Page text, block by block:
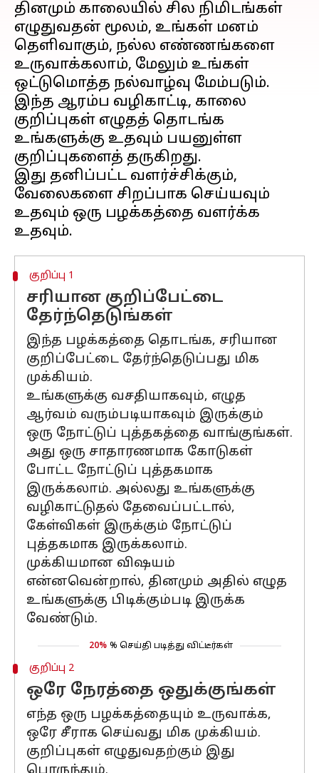
தினமும் காலையில் சில நிமிடங்கள்
எழுதுவதன் மூலம், உங்கள் மனம்
தெளிவாகும், நல்ல எண்ணங்களை
உருவாக்கலாம், மேலும் உங்கள்
ஒட்டுமொத்த நல்வாழ்வு மேம்படும்.
இந்த ஆரம்ப வழிகாட்டி, காலை
குறிப்புகள் எழுதத் தொடங்க
உங்களுக்கு உதவும் பயனுள்ள
குறிப்புகளைத் தருகிறது.
இது தனிப்பட்ட வளர்ச்சிக்கும்,
வேலைகளை சிறப்பாக செய்யவும்
உதவும் ஒரு பழக்கத்தை வளர்க்க
குறிப்பு 1
சரியான குறிப்பேட்டை
தேர்ந்தெடுங்கள்
இந்த பழக்கத்தை தொடங்க, சரியான
குறிப்பேட்டை தேர்ந்தெடுப்பது மிக
முக்கியம்.
உங்களுக்கு வசதியாகவும், எழுத
ஆர்வம் வரும்படியாகவும் இருக்கும்
ஒரு நோட்டுப் புத்தகத்தை வாங்குங்கள்.
அது ஒரு சாதாரணமாக கோடுகள்
போட்ட நோட்டுப் புத்தகமாக
இருக்கலாம். அல்லது உங்களுக்கு
வழிகாட்டுதல் தேவைப்பட்டால்,
கேள்விகள் இருக்கும் நோட்டுப்
புத்தகமாக இருக்கலாம்.
முக்கியமான விஷயம்
என்னவென்றால், தினமும் அதில் எழுத
உங்களுக்கு பிடிக்கும்படி இருக்க
வேண்டும்.
20% % செய்தி படித்து விட்டீர்கள்
குறிப்பு 2
ஒரே நேரத்தை ஒதுக்குங்கள்
எந்த ஒரு பழக்கத்தையும் உருவாக்க,
ஒரே சீராக செய்வது மிக முக்கியம்.
குறிப்புகள் எழுதுவதற்கும் இது